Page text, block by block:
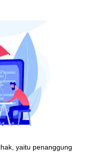
yaitu penanggung